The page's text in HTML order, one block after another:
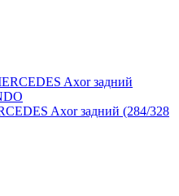
Aхor задний (284/328